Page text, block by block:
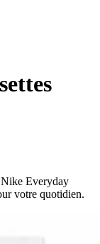
Nike Everyday
votre quotidien.